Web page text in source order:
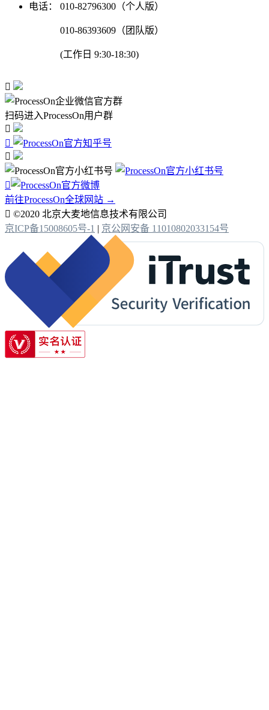
电话：
010-82796300（个人版）
010-86393609（团队版）
(工作日 9:30-18:30)

扫码进入ProcessOn用户群




前往ProcessOn全球网站 →
 ©2020 北京大麦地信息技术有限公司
京ICP备15008605号-1 | 京公网安备 11010802033154号